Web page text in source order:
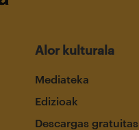
Alor kulturala
Mediateka
Edizioak
Descargas gratuitas